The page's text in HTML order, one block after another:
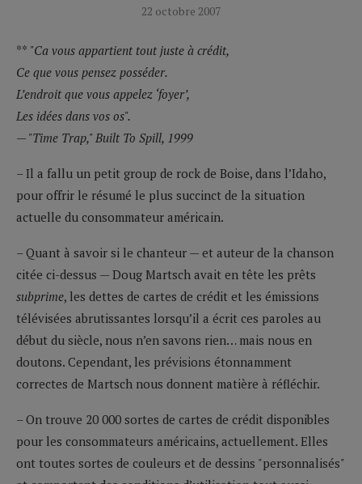
22 octobre 2007
** "Ca vous appartient tout juste à crédit,
Ce que vous pensez posséder.
L’endroit que vous appelez ‘foyer’,
Les idées dans vos os".
— "Time Trap," Built To Spill, 1999
– Il a fallu un petit group de rock de Boise, dans l’Idaho,
pour offrir le résumé le plus succinct de la situation
actuelle du consommateur américain.
– Quant à savoir si le chanteur — et auteur de la chanson
citée ci-dessus — Doug Martsch avait en tête les prêts
subprime, les dettes de cartes de crédit et les émissions
télévisées abrutissantes lorsqu’il a écrit ces paroles au
début du siècle, nous n’en savons rien… mais nous en
doutons. Cependant, les prévisions étonnamment
correctes de Martsch nous donnent matière à réfléchir.
– On trouve 20 000 sortes de cartes de crédit disponibles
pour les consommateurs américains, actuellement. Elles
ont toutes sortes de couleurs et de dessins "personnalisés"